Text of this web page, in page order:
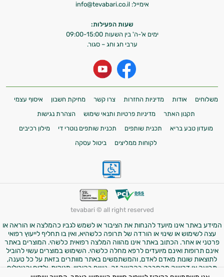
אימייל: info@tevabari.co.il
שעות הפעילות:
ימים א'-ה' בין השעות 09:00-15:00
ערבי חג וחג – סגור.
משלוחים אודות מדיניות החזרות צרו קשר מחיקת חשבון
איסוף עצמי
תקנון האתר
מדיניות פרטיות ותנאי שימוש
הצהרת נגישות
מועדון טבע בריא
תכנית שותפים תכנית שותפים נוטרי די
מילון רכיבים
לקוחות ממליצים
ביטול עסקה
tevabari © all right reserved
המידע באתר אינו מיועד להנחות את הציבור או לשמש לגביו כהמלצה או הוראה או
עצה לשימוש או שינוי או הורדה של תרופה כלשהיא, ואין בו תחליף לייעוץ רפואי
פרטני או אחר. הכתוב באתר אינו מהווה המלצה רפואית כלשהי. המוצרים באתר
אינם תרופות ואינם מיועדים לרפא מחלה כלשהי. השימוש במוצרים עשוי להוביל
לתוצאות שונות מאדם לאדם, והמשתמשים באתר מוותרים בזאת על כל טענה,
תביעה או דרישה מהחברה בהקשר זה. נשים בהיריון, מניקות, ילדים והנוטלים